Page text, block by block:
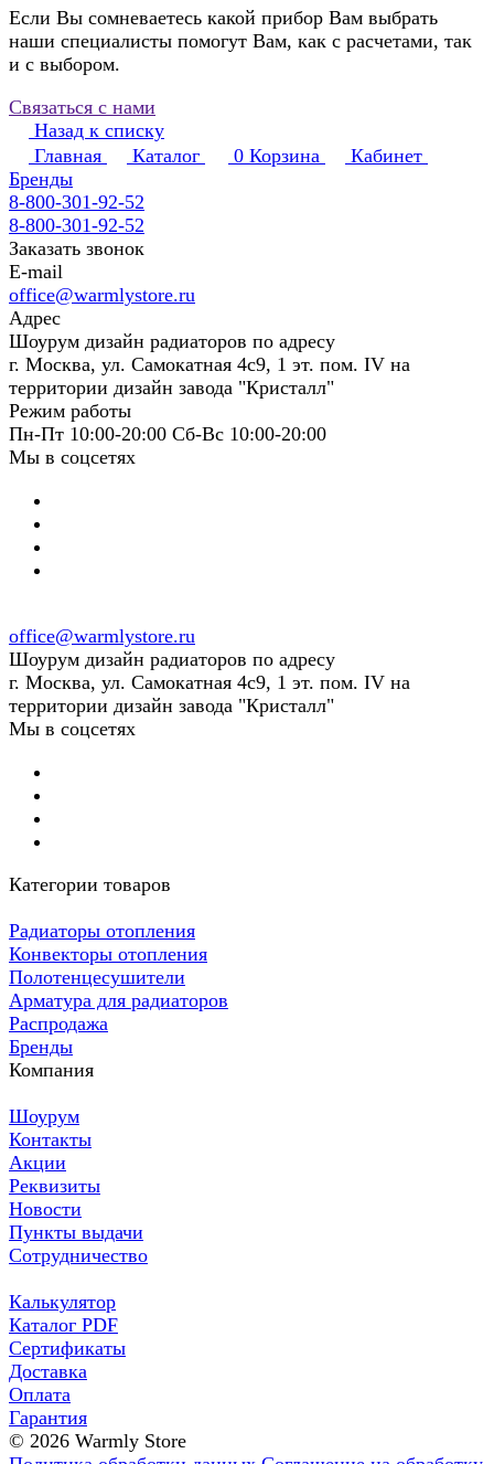
Если Вы сомневаетесь какой прибор Вам выбрать
наши специалисты помогут Вам, как с расчетами, так
и с выбором.
Связаться с нами
Назад к списку
Главная
Каталог 0 Корзина
Кабинет
Бренды
8-800-301-92-52
8-800-301-92-52
Заказать звонок
E-mail
office@warmlystore.ru
Адрес
Шоурум дизайн радиаторов по адресу
г. Москва, ул. Самокатная 4с9, 1 эт. пом. IV на
территории дизайн завода "Кристалл"
Режим работы
Пн-Пт 10:00-20:00 Сб-Вс 10:00-20:00
Мы в соцсетях
office@warmlystore.ru
Шоурум дизайн радиаторов по адресу
г. Москва, ул. Самокатная 4с9, 1 эт. пом. IV на
территории дизайн завода "Кристалл"
Мы в соцсетях
Категории товаров
Радиаторы отопления
Конвекторы отопления
Полотенцесушители
Арматура для радиаторов
Распродажа
Бренды
Компания
Шоурум
Контакты
Акции
Реквизиты
Новости
Пункты выдачи
Сотрудничество
Калькулятор
Каталог PDF
Сертификаты
Доставка
Оплата
Гарантия
© 2026 Warmly Store